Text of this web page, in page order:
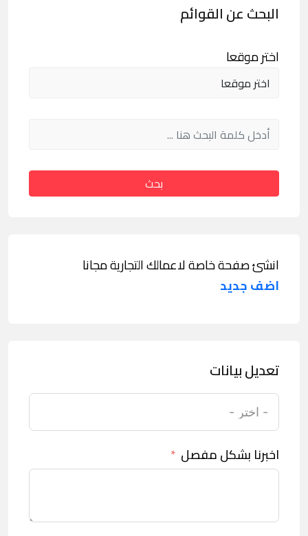
البحث عن القوائم
اختر موقعا
بحث
انشئ صفحة خاصة لاعمالك التجارية مجانا
اضف جديد
تعديل بيانات
اخبرنا بشكل مفصل